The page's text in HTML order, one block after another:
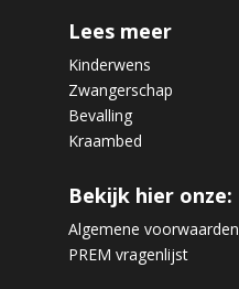
Lees meer
Kinderwens
Zwangerschap
Bevalling
Kraambed
Bekijk hier onze:
Algemene voorwaarden
PREM vragenlijst